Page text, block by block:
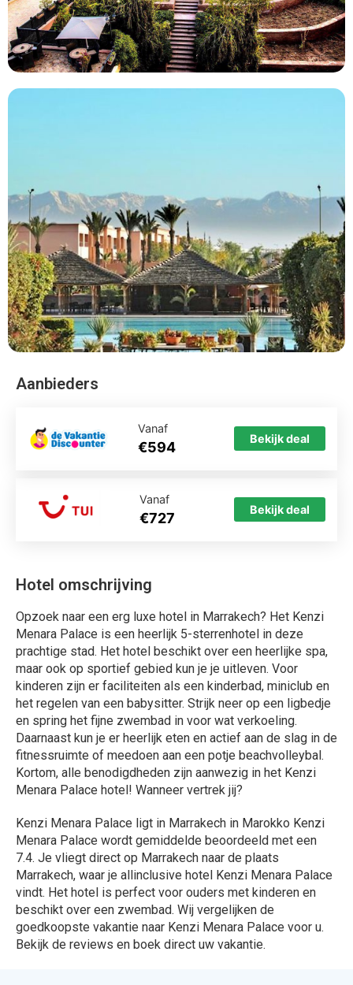
Hotel omschrijving
Opzoek naar een erg luxe hotel in Marrakech? Het Kenzi
Menara Palace is een heerlijk 5-sterrenhotel in deze
prachtige stad. Het hotel beschikt over een heerlijke spa,
maar ook op sportief gebied kun je je uitleven. Voor
kinderen zijn er faciliteiten als een kinderbad, miniclub en
het regelen van een babysitter. Strijk neer op een ligbedje
en spring het fijne zwembad in voor wat verkoeling.
Daarnaast kun je er heerlijk eten en actief aan de slag in de
fitnessruimte of meedoen aan een potje beachvolleybal.
Kortom, alle benodigdheden zijn aanwezig in het Kenzi
Menara Palace hotel! Wanneer vertrek jij?
Kenzi Menara Palace ligt in Marrakech in Marokko Kenzi
Menara Palace wordt gemiddelde beoordeeld met een
7.4. Je vliegt direct op Marrakech naar de plaats
Marrakech, waar je allinclusive hotel Kenzi Menara Palace
vindt. Het hotel is perfect voor ouders met kinderen en
beschikt over een zwembad. Wij vergelijken de
goedkoopste vakantie naar Kenzi Menara Palace voor u.
Bekijk de reviews en boek direct uw vakantie.
Aanbieders
Vanaf
€594 Bekijk deal
Vanaf
€727 Bekijk deal